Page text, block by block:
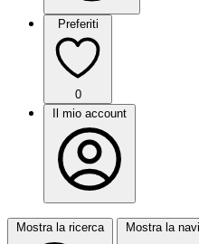
Preferiti
0
Il mio account
Mostra la ricerca Mostra la